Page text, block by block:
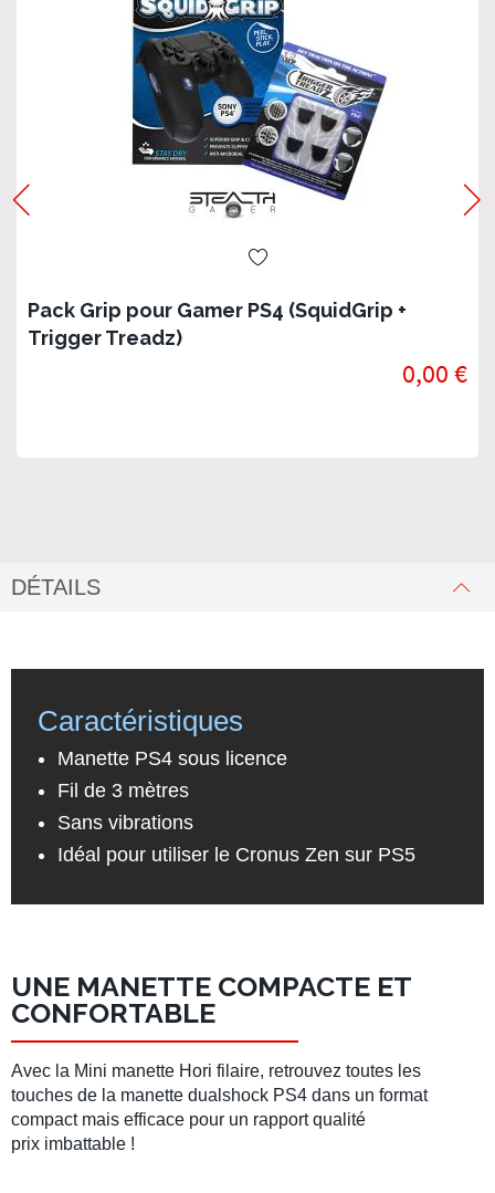
Pack Grip pour Gamer PS4 (SquidGrip +
Trigger Treadz)
0,00 €
DÉTAILS
Caractéristiques
Manette PS4 sous licence
Fil de 3 mètres
Sans vibrations
Idéal pour utiliser le Cronus Zen sur PS5
UNE MANETTE COMPACTE ET
CONFORTABLE
Avec la Mini manette Hori filaire, retrouvez toutes les
touches de la manette dualshock PS4 dans un format
compact mais efficace pour un rapport qualité
prix imbattable !